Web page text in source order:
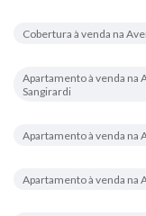
Cobertura à venda na
Apartamento à venda na
Sangirardi
Apartamento à venda na
Apartamento à venda na